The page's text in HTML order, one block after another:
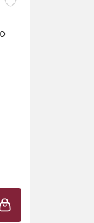
ADICIONAR À